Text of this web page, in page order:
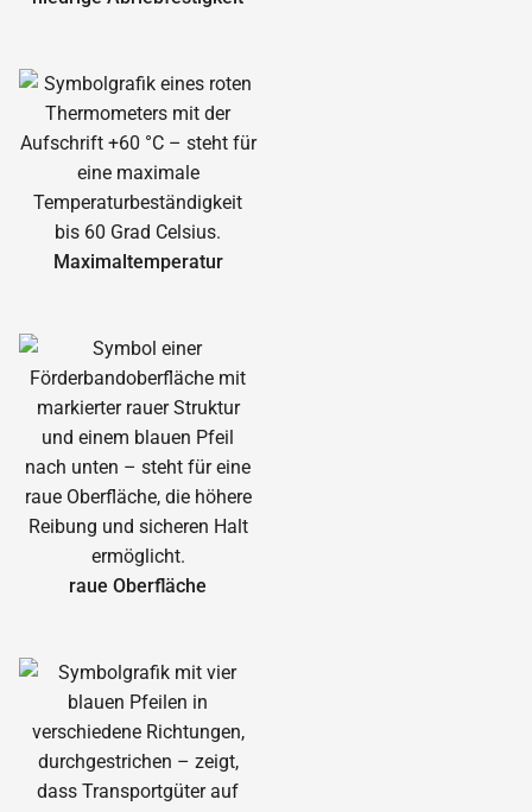
Maximal­temperatur
raue Oberfläche